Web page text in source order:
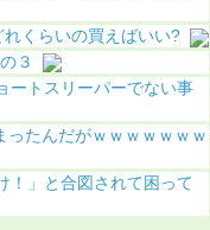
くらいの買えばいい?
３
ートスリーパーでない事
ったんだがｗｗｗｗｗｗｗ
！」と合図されて困って